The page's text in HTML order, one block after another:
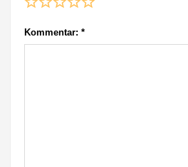
Kommentar: *